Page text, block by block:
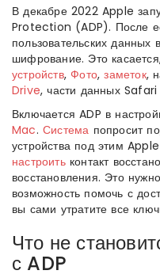
В декабре 2022 Apple
Protection (ADP). После
пользовательских
шифрование. Это
устройств,Фото,заметок,
Drive, части данных Safari
Включается ADP в
Mac.Система попросит
устройства под этим
настроитьконтакт
восстановления. Это
возможность помочь с
вы сами утратите все
Что не
с ADP